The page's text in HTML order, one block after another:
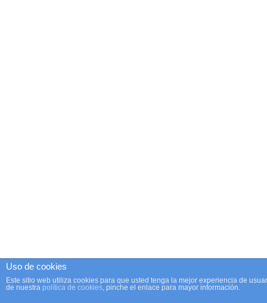
Uso de cookies
Este sitio web utiliza cookies para que usted tenga la mejor experiencia de
de nuestra política de cookies, pinche el enlace para mayor información.